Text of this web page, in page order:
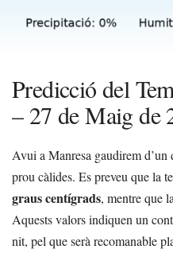
Predicció del
– 27 de Maig de
Avui a Manresa gaudirem d’un
prou càlides. Es preveu que la
graus centígrads, mentre que
Aquests valors indiquen un
nit, pel que serà recomanable